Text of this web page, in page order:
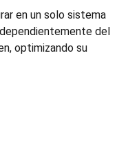
en un solo sistema
del
optimizando su